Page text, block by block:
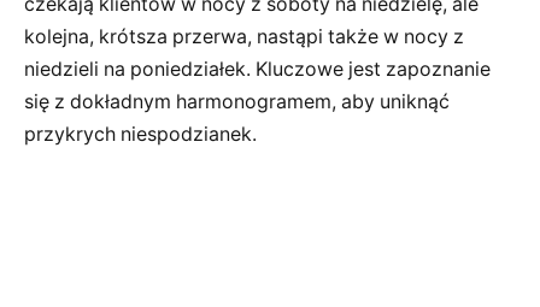
kolejna, krótsza przerwa, nastąpi także w nocy z
niedzieli na poniedziałek. Kluczowe jest zapoznanie
się z dokładnym harmonogramem, aby uniknąć
przykrych niespodzianek.